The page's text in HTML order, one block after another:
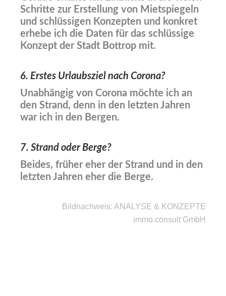
Schritte zur Erstellung von Mietspiegeln
und schlüssigen Konzepten und konkret
erhebe ich die Daten für das schlüssige
Konzept der Stadt Bottrop mit.
6. Erstes Urlaubsziel nach Corona?
Unabhängig von Corona möchte ich an
den Strand, denn in den letzten Jahren
war ich in den Bergen.
7. Strand oder Berge?
Beides, früher eher der Strand und in den
letzten Jahren eher die Berge.
Bildnachweis: ANALYSE & KONZEPTE
immo.consult GmbH